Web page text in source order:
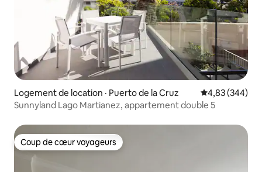
Logement de location · Puerto de la Cruz Note
4,83 (344)
Sunnyland Lago Martianez, appartement double 5
Coup de cœur voyageurs
Coup de cœur voyageurs